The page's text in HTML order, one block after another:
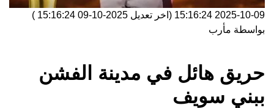
2025-10-09 15:16:24 (اخر تعديل 2025-10-09 15:16:24
)
بواسطة مأرب
حريق هائل في مدينة الفشن
ببني سويف